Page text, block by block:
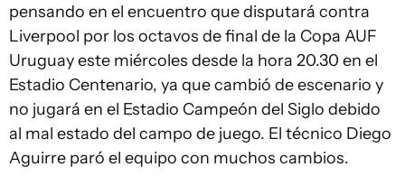
pensando en el encuentro que disputará contra
Liverpool por los octavos de final de la Copa AUF
Uruguay este miércoles desde la hora 20.30 en el
Estadio Centenario, ya que cambió de escenario y
no jugará en el Estadio Campeón del Siglo debido
al mal estado del campo de juego. El técnico Diego
Aguirre paró el equipo con muchos cambios.